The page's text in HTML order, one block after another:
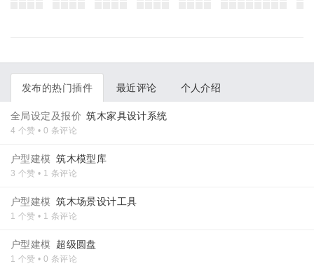
发布的热门插件 最近评论 个人介绍
全局设定及报价 筑木家具设计系统
4 个赞 • 0 条评论
户型建模 筑木模型库
3 个赞 • 1 条评论
户型建模 筑木场景设计工具
1 个赞 • 1 条评论
户型建模 超级圆盘
1 个赞 • 0 条评论